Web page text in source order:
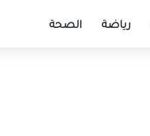
رياضة الصحة